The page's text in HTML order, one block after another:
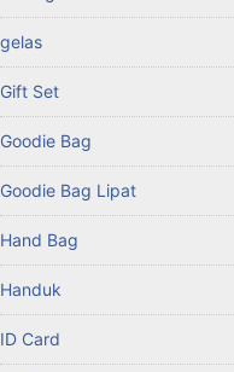
gelas
Gift Set
Goodie Bag
Goodie Bag Lipat
Hand Bag
Handuk
ID Card